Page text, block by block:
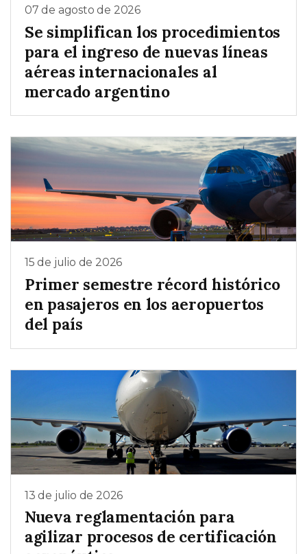
07 de agosto de 2026
Se simplifican los procedimientos
para el ingreso de nuevas líneas
aéreas internacionales al
mercado argentino
15 de julio de 2026
Primer semestre récord histórico
en pasajeros en los aeropuertos
del país
13 de julio de 2026
Nueva reglamentación para
agilizar procesos de certificación